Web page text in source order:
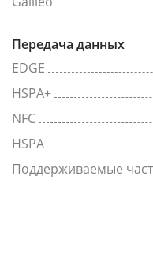
Передача данных
EDGE
HSPA+
NFC
HSPA
Поддерживаемые